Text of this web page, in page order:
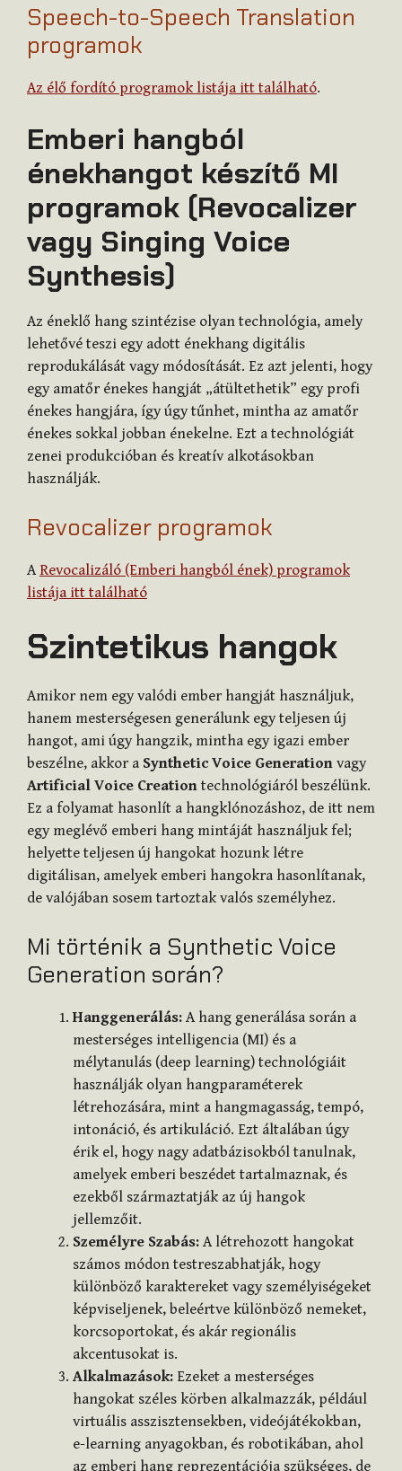
Speech-to-Speech Translation
programok
Az élő fordító programok listája itt található.
Emberi hangból
énekhangot készítő MI
programok (Revocalizer
vagy Singing Voice
Synthesis)
Az éneklő hang szintézise olyan technológia, amely
lehetővé teszi egy adott énekhang digitális
reprodukálását vagy módosítását. Ez azt jelenti, hogy
egy amatőr énekes hangját „átültethetik” egy profi
énekes hangjára, így úgy tűnhet, mintha az amatőr
énekes sokkal jobban énekelne. Ezt a technológiát
zenei produkcióban és kreatív alkotásokban
használják.
Revocalizer programok
A Revocalizáló (Emberi hangból ének) programok
listája itt található
Szintetikus hangok
Amikor nem egy valódi ember hangját használjuk,
hanem mesterségesen generálunk egy teljesen új
hangot, ami úgy hangzik, mintha egy igazi ember
beszélne, akkor a Synthetic Voice Generation vagy
Artificial Voice Creation technológiáról beszélünk.
Ez a folyamat hasonlít a hangklónozáshoz, de itt nem
egy meglévő emberi hang mintáját használjuk fel;
helyette teljesen új hangokat hozunk létre
digitálisan, amelyek emberi hangokra hasonlítanak,
de valójában sosem tartoztak valós személyhez.
Mi történik a Synthetic Voice
Generation során?
Hanggenerálás: A hang generálása során a
mesterséges intelligencia (MI) és a
mélytanulás (deep learning) technológiáit
használják olyan hangparaméterek
létrehozására, mint a hangmagasság, tempó,
intonáció, és artikuláció. Ezt általában úgy
érik el, hogy nagy adatbázisokból tanulnak,
amelyek emberi beszédet tartalmaznak, és
ezekből származtatják az új hangok
jellemzőit.
Személyre Szabás: A létrehozott hangokat
számos módon testreszabhatják, hogy
különböző karaktereket vagy személyiségeket
képviseljenek, beleértve különböző nemeket,
korcsoportokat, és akár regionális
akcentusokat is.
Alkalmazások: Ezeket a mesterséges
hangokat széles körben alkalmazzák, például
virtuális asszisztensekben, videójátékokban,
e-learning anyagokban, és robotikában, ahol
az emberi hang reprezentációja szükséges, de